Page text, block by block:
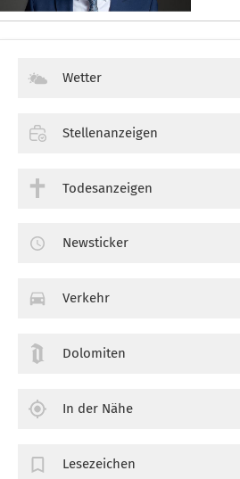
Wetter
Stellenanzeigen
Todesanzeigen
Newsticker
Verkehr
Dolomiten
In der Nähe
Lesezeichen